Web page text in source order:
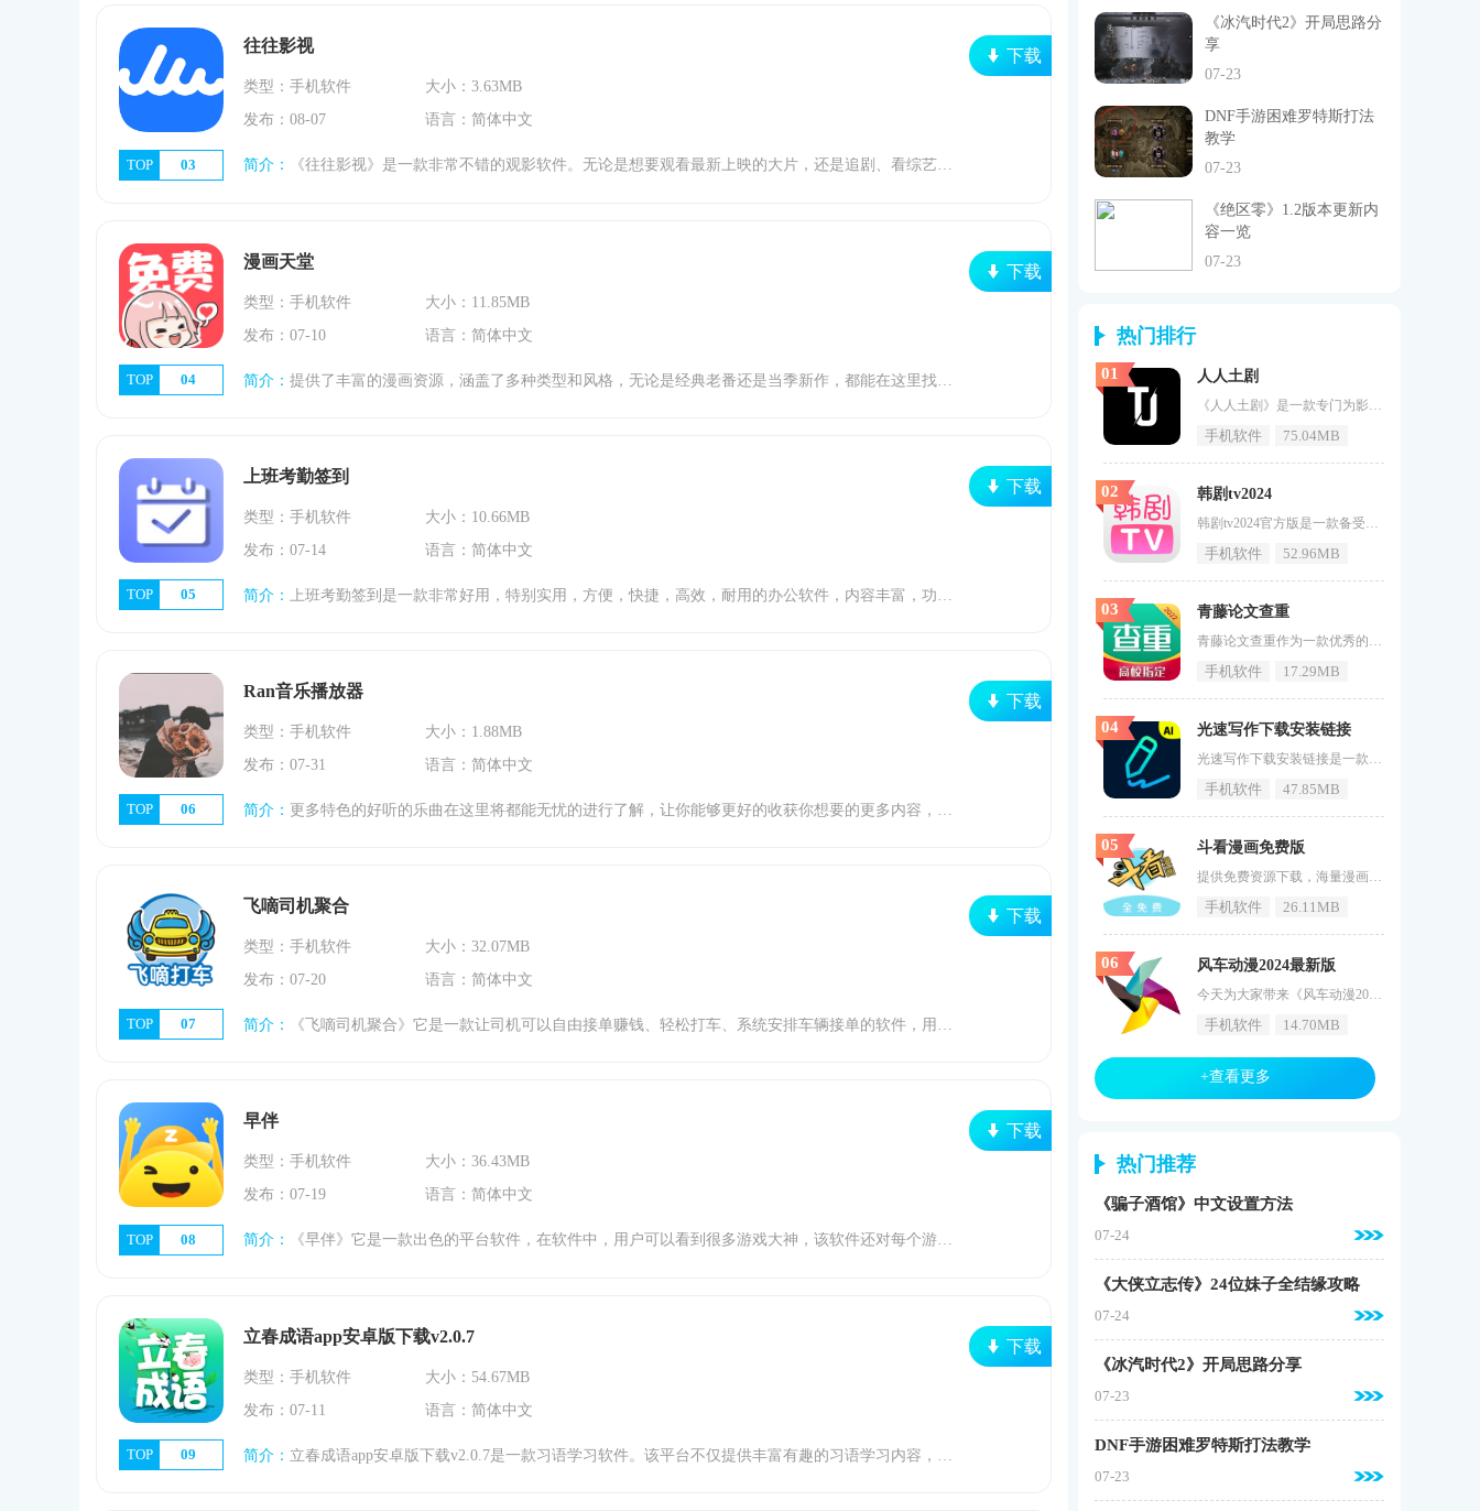
TOP 03
往往影视
类型：手机软件
大小：3.63MB
发布：08-07
语言：简体中文
简介： 《往往影视》是一款非常不错的观影软件。无论是想要观看最新上映的大片，还是追剧、看综艺节目，用户都可以在这款软件中找到能够满足自己需求的影视资源。往往影视软件内不会被用户所烦恼的广告打扰，用户可以畅快的享受观影盛宴。并且软件内的所有影视资源全部完全免费，用户可以不必花费一分钱就可以享受到愉快的观影体验。用户只需轻松点击播放，就可以在线享受观影时光。往往影视魅力1、海量影视：往往影视软件拥有着庞大的影视资源库，里面包含了各种类型的电影、电视剧、综艺节目等等。用户剋在软件中随时
下载
TOP 04
漫画天堂
类型：手机软件
大小：11.85MB
发布：07-10
语言：简体中文
简介： 提供了丰富的漫画资源，涵盖了多种类型和风格，无论是经典老番还是当季新作，都能在这里找到，这就是《漫画天堂》，这是一款相当带感的漫作阅读软件，更多比较符合你期待的作品在这力都能稳定的为你提供最新更新的章节故事，让喜欢阅读的朋友可以收集更多自己喜欢的的内容，赋予用户更多精彩的体验，让你能收获自己想要的服务，有兴趣的朋友记得下载漫画天堂。漫画天堂软件特色1、全新的阅读体验，让你可以感受不同的阅读方式哦!定制自己喜欢阅读方式，让你能够收获更多，资源更丰富。2、想要一直看漫画吗?
下载
TOP 05
上班考勤签到
类型：手机软件
大小：10.66MB
发布：07-14
语言：简体中文
简介： 上班考勤签到是一款非常好用，特别实用，方便，快捷，高效，耐用的办公软件，内容丰富，功能强大，广受好评，非常受欢迎，受欢迎，广为人知，简单方便。它为你提供了许多功能选择，让你的工作更加方便，记录你的出勤情况，让你在工作中更容易掌握时间，感兴趣的小伙伴赶快下载最新的软件版本吧。软件特点1、这个软件可以给用户的工作和学习带来很大的帮助。2、让你可以根据自己的需求完成日常打卡工作。3、帮助用户记录每月的工期。4、所有的操作都可以用一部手机非常轻松的完成。软件风格1、月底
下载
TOP 06
Ran音乐播放器
类型：手机软件
大小：1.88MB
发布：07-31
语言：简体中文
简介： 更多特色的好听的乐曲在这里将都能无忧的进行了解，让你能够更好的收获你想要的更多内容，这就是《Ran音乐播放器》，这是一款为用户带来更多选择的资源播放器，更多精彩曲目都能无忧的进行了解，还是相当精彩的，让你无忧的发现自己需求的内容，有兴趣的朋友记得下载Ran音乐播放器。Ran音乐播放器歌曲播放视频Ran音乐播放器软件特色1、您可以更好的选择自己喜欢的歌曲来收听，其信息服务更全面，用户在线尝试收听不同的音乐更完美。2、各种不同的音乐可以更好的在线收听，这样你就可以更好的收
下载
TOP 07
飞嘀司机聚合
类型：手机软件
大小：32.07MB
发布：07-20
语言：简体中文
简介： 《飞嘀司机聚合》它是一款让司机可以自由接单赚钱、轻松打车、系统安排车辆接单的软件，用户可以在线，已申请成为司机，可以通过平台自由便捷的收款，查看自己每天的订单金额，统计所有的营业额收入，快速申请提现，乘客通过站台乘坐出租车非常方便。飞嘀司机聚合功能1、一键申请司机，开启自己的接送服务，成为平台司机，开始自由接单。2、订单数量充足，用户量非常大。他们都是喜欢打车的人，这样司机才能接到更多的订单。3、飞嘀司机聚合软件中收入很清楚，每个订单的收入都详细，金额明细，让你用心赚
下载
TOP 08
早伴
类型：手机软件
大小：36.43MB
发布：07-19
语言：简体中文
简介： 《早伴》它是一款出色的平台软件，在软件中，用户可以看到很多游戏大神，该软件还对每个游戏进行了密切的分类，用户可以直接在分类中找到自己想玩的各种游戏，游戏中的玩的人是很多的大量的游戏高手带你一起上分，软件很好用赶紧来下载吧。早伴功能1、伴奏记录，每次点击伴奏软件，都会自动为您录音，方便查看录音信息。2、订单中心，用户可以在此查看所有订单并查看最近消费情况。3、早伴软件中搜索游戏，输入你想玩的游戏，轻松找到你喜欢玩的游戏。早伴亮点1、早伴软件里面的游戏种类是极其的多的
下载
TOP 09
立春成语app安卓版下载v2.0.7
类型：手机软件
大小：54.67MB
发布：07-11
语言：简体中文
简介： 立春成语app安卓版下载v2.0.7是一款习语学习软件。该平台不仅提供丰富有趣的习语学习内容，还可以让你背诵和练习成语。找到很多成语的解释例句用法说明，还可以参加很多针对成语的测试和游戏，可以帮助你更好的理解和掌握成语，学习后参与答题，奖励更多。感兴趣的小伙伴赶快下载最新的软件版本吧。软件特点1.选择个人需要学习的习语水平词典。2.查看不同成语对应的典故内容，积累文化底蕴。3.把成语放进你的个人收藏里，这样你以后就可以看了。4.查阅习语定义，深入理解成语的内容。软
下载
《冰汽时代2》开局思路分
享
07-23
DNF手游困难罗特斯打法
教学
07-23
《绝区零》1.2版本更新内
容一览
07-23
热门排行
人人土剧
《人人土剧》是一款专门为影视爱好者打造的在线追剧神器，软件中所有影视剧免费为大家免费播放，无需充值会员即可快速享受各种优质观影服务，用户可以随心所欲地观看视频，而不必担心剧集短缺，根据用户的观看偏好进行智能推荐，整合了上万部电影和数十万集电视剧，以及上百套综艺节目，提供给用户丰富的视频内容库。这么好用的软件还不赶紧下载！人人土剧魅力：1、多种阅读模式：软件提供不同的阅读或观看模式供用户自由选择，在不同场景下提供定制化体验，让用户在观看过程中体验不同的乐趣。2、离线
手机软件 75.04MB
01
韩剧tv2024
韩剧tv2024官方版是一款备受欢迎的韩剧观看软件，它不仅可以为用户提供最新的韩剧资源，还有更多令人惊喜的功能。无论你是韩剧迷还是初学者，这个软件都能满足你的需求。韩剧tv2024官方版的界面设计非常简洁大方，用户可以很快地找到自己想要的韩剧，而且软件的操作也非常简单，即使是新手也能很快上手。它还提供了多种语言选择，方便不同国家和地区的用户使用。韩剧tv2024官方版的内容非常丰富多彩，用户可以随时观看最新的热门韩剧，包括浪漫爱情、悬疑推理、历史传奇等多种类型。而且，软
手机软件 52.96MB
02
青藤论文查重
青藤论文查重作为一款优秀的论文查重软件，以其权威可靠的结果、前沿的技术和安全的保障赢得了广大用户的信赖。无论是职业作家、学术人士还是在校学生，青藤论文查重都能为其提供便捷、专业、安全的论文查重服务。软件内容丰富，特色鲜明，亮点突出，优势明显。它支持多种查重平台，满足用户多样化的需求；提供降重秘笈和专业的降重服务，帮助用户轻松应对论文写作中的难题。青藤论文查重还注重用户体验，提供一键式的查重报告预览、分享和下载功能，让用户随时随地都能方便地查看和使用查重结果。《青
手机软件 17.29MB
03
光速写作下载安装链接
光速写作下载安装链接是一款，专为进步文案编撰功率，而规划的智能写作软件。在当今快节奏的工作环境中，这款软件以其强壮的功用，协助用户敏捷地完结，高质量的公众号文章、营销广告及各类文案创作。经过集成全文生成、大纲生成、文章改写、续写、扩写等多种功用，光速写作让用户，即使在喝咖啡的片刻，也能轻松释放无限构思与创意。无论身处何地，用户都能借助这款软件，完结高效写作，进步工作功率，从而在竞争剧烈的市场中锋芒毕露。特别是多终端同步功用，让用户可以在不同设备上无缝切换，随时随地继续写作。如
手机软件 47.85MB
04
斗看漫画免费版
提供免费资源下载，海量漫画轻松阅读。《斗看漫画免费版》绝对是不少漫迷们首推的漫画软件，多种漫画资源免费看，能将高质量的全彩漫画在推荐页上推荐给大家，男频女频资源都很齐全。让你的阅读更加舒适，感觉十分的不错。如果喜欢这款软件的用户不要在犹豫了快来71游戏网下载吧。斗看漫画免费版特色1、可以自由选择阅读模式，就像可以设置阅读字体的大小和背景亮度一样来观看。2、创建自己最舒适，方便的阅读环境，您还可以查看所有新的在线精品阅读漫画。3、使用此软件，不再需要担心没有好书要遵循。
手机软件 26.11MB
05
风车动漫2024最新版
今天为大家带来《风车动漫2024最新版》，这是软件的全新版本，不仅更新了丰富的动漫资源，而且还优化了看漫的环境，让加载动漫的时候更加的流畅，满足用户小伙伴们的追漫需求。这是一款加载功能强大且顺畅的播放软件，软件为你带来更多优质番剧的选择点播权利，让你得以在这里发现更多精彩。更多样的资源都会推送到你的中心版块，让你在这些喜欢的题材中进行再次的筛选，取宝留下的是最精品的内容。软件特色1、寻找您感兴趣的高质量内容，无广告干扰的追番体验，所有资源随时供您使用。2、支持读取多样格
手机软件 14.70MB
06
+查看更多
热门推荐
《骗子酒馆》中文设置方法
07-24
《大侠立志传》24位妹子全结缘攻略
07-24
《冰汽时代2》开局思路分享
07-23
DNF手游困难罗特斯打法教学
07-23